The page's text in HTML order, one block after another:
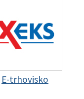
E-trhovisko